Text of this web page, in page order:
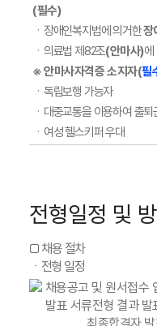
(필수)
ㆍ장애인복지법에 의거한장
ㆍ의료법 제82조(안마사)에
※ 안마사자격증 소지자(필
ㆍ독립보행 가능자
ㆍ대중교통을 이용하여 출
ㆍ여성 헬스키퍼 우대
전형일정 및
□ 채용 절차
ㆍ전형 일정